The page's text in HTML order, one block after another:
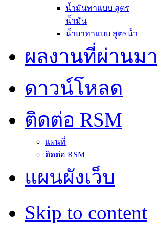
น้ำมันทาแบบ สูตร
น้ำมัน
น้ำยาทาแบบ สูตรน้ำ
ผลงานที่ผ่านมา
ดาวน์โหลด
ติดต่อ RSM
แผนที่
ติดต่อ RSM
แผนผังเว็บ
Skip to content